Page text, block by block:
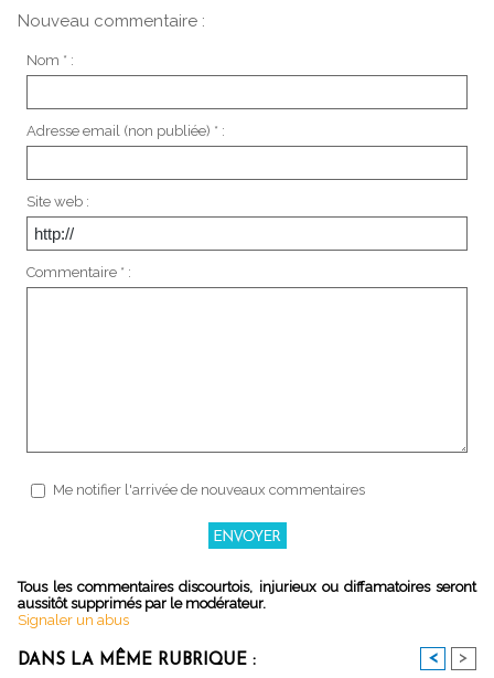
Nouveau commentaire :
Nom * :
Adresse email (non publiée) * :
Site web :
Commentaire * :
Me notifier l'arrivée de nouveaux commentaires
Tous les commentaires discourtois, injurieux ou diffamatoires seront
aussitôt supprimés par le modérateur.
Signaler un abus
DANS LA MÊME RUBRIQUE : < >